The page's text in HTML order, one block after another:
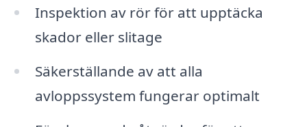
Inspektion av rör för att upptäcka
skador eller slitage
Säkerställande av att alla
avloppssystem fungerar optimalt